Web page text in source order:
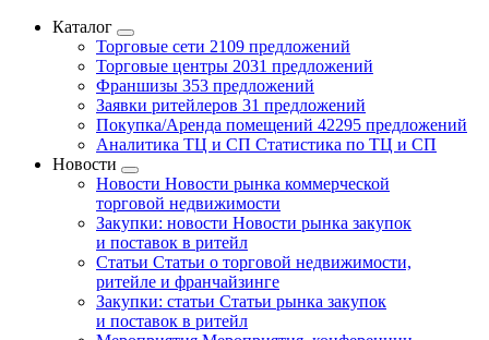
Каталог
Торговые сети 2109 предложений
Торговые центры 2031 предложений
Франшизы 353 предложений
Заявки ритейлеров 31 предложений
Покупка/Аренда помещений 42295 предложений
Аналитика ТЦ и СП Статистика по ТЦ и СП
Новости
Новости Новости рынка коммерческой
торговой недвижимости
Закупки: новости Новости рынка закупок
и поставок в ритейл
Статьи Статьи о торговой недвижимости,
ритейле и франчайзинге
Закупки: статьи Статьи рынка закупок
и поставок в ритейл